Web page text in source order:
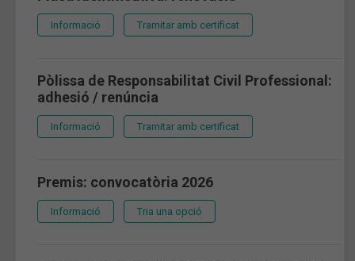
Informació Tramitar amb certificat
Pòlissa de Responsabilitat Civil Professional:
adhesió / renúncia
Informació Tramitar amb certificat
Premis: convocatòria 2026
Informació Tria una opció